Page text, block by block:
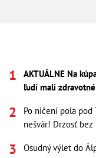
AKTUÁLNE Na
ľudí mali
Po ničení pola pod
nešvár! Drzosť
Osudný výlet do